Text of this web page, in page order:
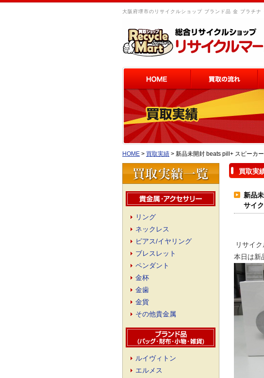
大阪府堺市のリサイクルショップ ブランド品 金 プラチ
HOME > 買取実績 > 新品未開封 beats pill+ スピーカ
買取実
新品
サイ
リサイ
本日は新
リング
ネックレス
ピアス/イヤリング
ブレスレット
ペンダント
金杯
金歯
金貨
その他貴金属
ルイヴィトン
エルメス